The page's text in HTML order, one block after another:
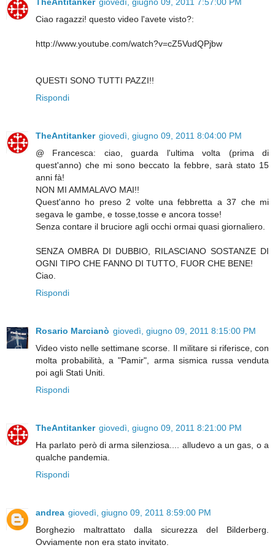
Ciao ragazzi! questo video l'avete visto?:
http://www.youtube.com/watch?v=cZ5VudQPjbw
QUESTI SONO TUTTI PAZZI!!
Rispondi
TheAntitanker giovedì, giugno 09, 2011 8:04:00 PM
@ Francesca: ciao, guarda l'ultima volta (prima di
quest'anno) che mi sono beccato la febbre, sarà stato 15
anni fà!
NON MI AMMALAVO MAI!!
Quest'anno ho preso 2 volte una febbretta a 37 che mi
segava le gambe, e tosse,tosse e ancora tosse!
Senza contare il bruciore agli occhi ormai quasi giornaliero.
SENZA OMBRA DI DUBBIO, RILASCIANO SOSTANZE DI
OGNI TIPO CHE FANNO DI TUTTO, FUOR CHE BENE!
Ciao.
Rispondi
Rosario Marcianò giovedì, giugno 09, 2011 8:15:00 PM
Video visto nelle settimane scorse. Il militare si riferisce, con
molta probabilità, a "Pamir", arma sismica russa venduta
poi agli Stati Uniti.
Rispondi
TheAntitanker giovedì, giugno 09, 2011 8:21:00 PM
Ha parlato però di arma silenziosa.... alludevo a un gas, o a
qualche pandemia.
Rispondi
andrea giovedì, giugno 09, 2011 8:59:00 PM
Borghezio maltrattato dalla sicurezza del Bilderberg.
Ovviamente non era stato invitato.